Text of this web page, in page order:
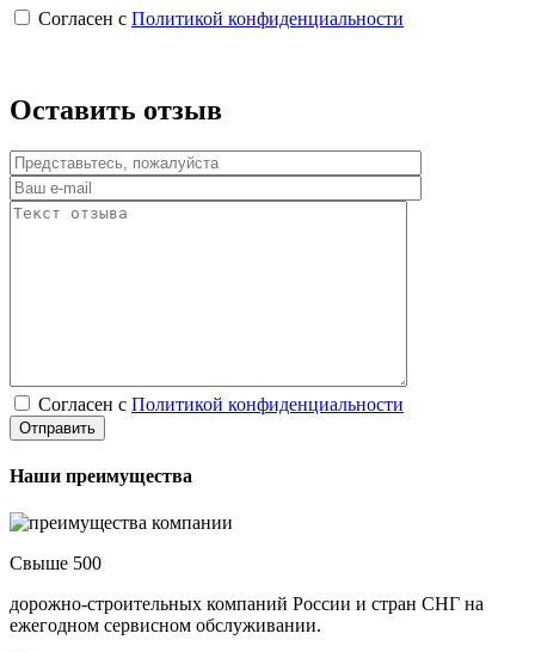
Согласен с Политикой конфиденциальности
Оставить отзыв
Согласен с Политикой конфиденциальности
Наши преимущества
Свыше 500
дорожно-строительных компаний России и стран СНГ на
ежегодном сервисном обслуживании.